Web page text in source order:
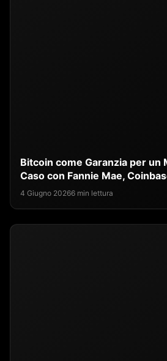
Bitcoin come Garanzia per un
Caso con Fannie Mae,
4 Giugno 20266 min lettura